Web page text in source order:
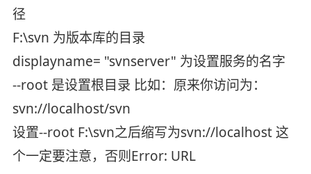
径
F:\svn 为版本库的目录
displayname= "svnserver" 为设置服务的名字
--root 是设置根目录 比如：原来你访问为：
svn://localhost/svn
设置--root F:\svn之后缩写为svn://localhost 这
个一定要注意，否则Error: URL